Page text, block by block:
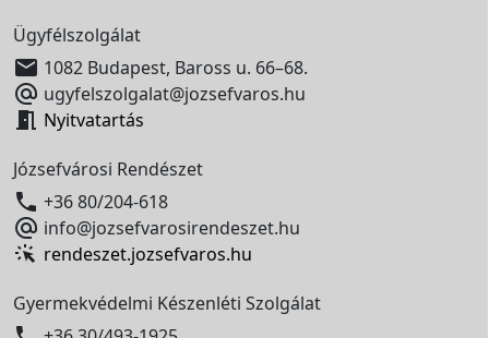
Ügyfélszolgálat
 1082 Budapest, Baross u. 66–68.
 ugyfelszolgalat@jozsefvaros.hu
 Nyitvatartás
Józsefvárosi Rendészet
 +36 80/204-618
 info@jozsefvarosirendeszet.hu
rendeszet.jozsefvaros.hu
Gyermekvédelmi Készenléti Szolgálat